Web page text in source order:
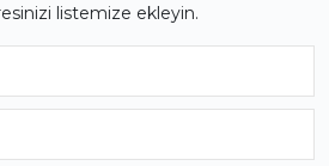
listemize ekleyin.